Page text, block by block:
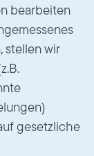
bearbeiten
stellen wir
gesetzliche